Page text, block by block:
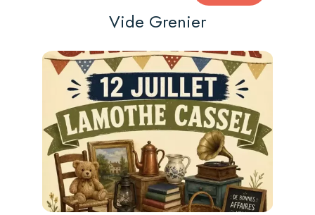
Vide Grenier